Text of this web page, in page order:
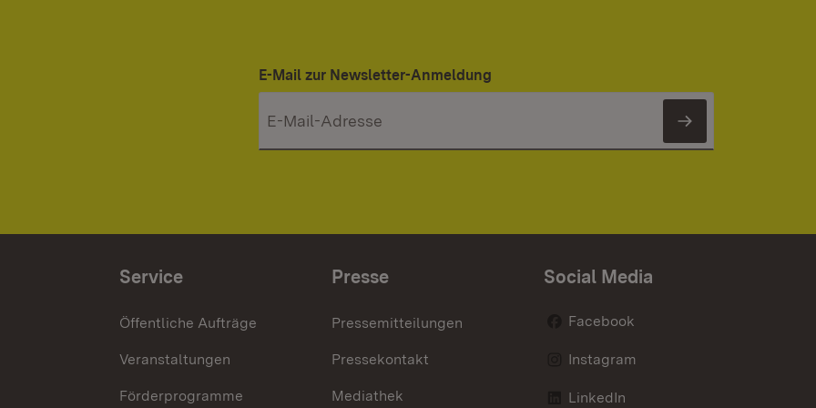
E-Mail zur Newsletter-Anmeldung
Newsletter
Service
Öffentliche Aufträge
Veranstaltungen
Förderprogramme
Presse
Pressemitteilungen
Pressekontakt
Mediathek
Social Media
Facebook
Instagram
LinkedIn